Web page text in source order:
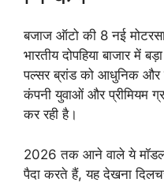
बजाज ऑटो की 8 नई
भारतीय दोपहिया बाजार में
पल्सर ब्रांड को आधुनिक
कंपनी युवाओं और प्रीमियम
कर रही है।
2026 तक आने वाले ये मॉडल
पैदा करते हैं, यह देखना